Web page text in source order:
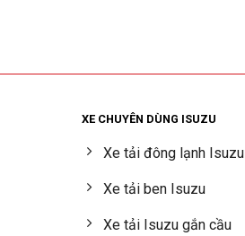
XE CHUYÊN DÙNG ISUZU
Xe tải đông lạnh Isuzu
Xe tải ben Isuzu
Xe tải Isuzu gắn cầu